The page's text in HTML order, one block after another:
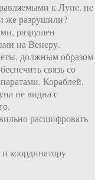
к Луне, не
же разрушили?
разрушен
на Венеру.
должным образом
связь со
Кораблей,
не видна с
расшифровать
координатору